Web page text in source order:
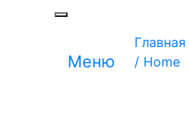
Меню
Главная
/ Home